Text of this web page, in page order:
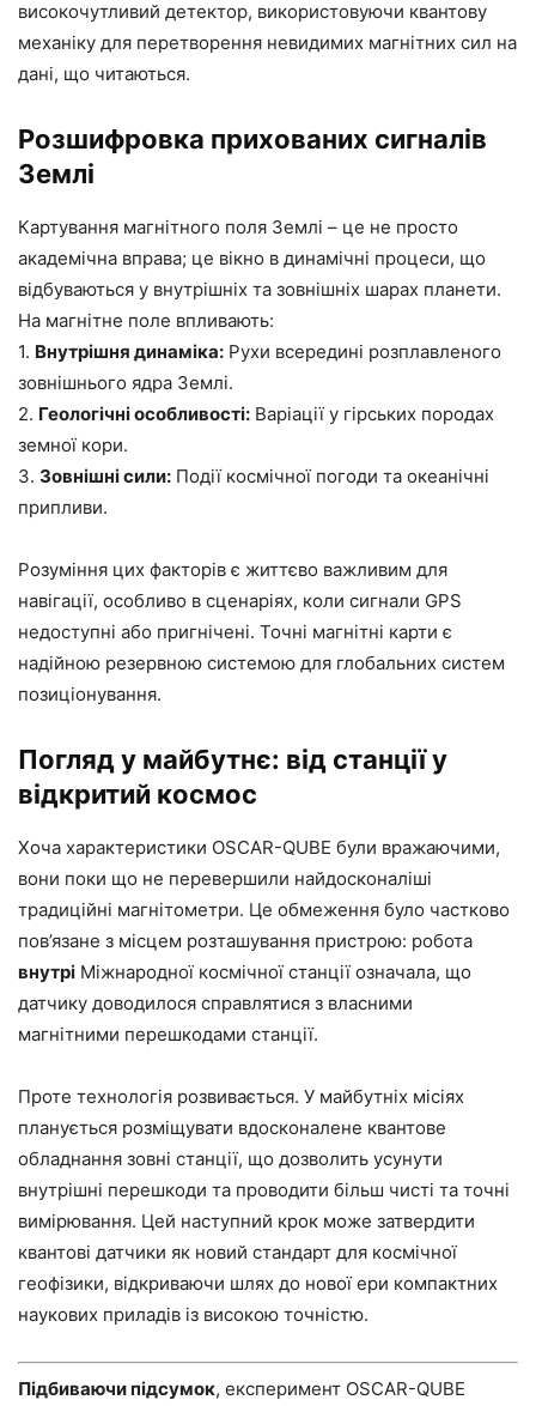
високочутливий детектор, використовуючи квантову
механіку для перетворення невидимих ​​магнітних сил на
дані, що читаються.
Розшифровка прихованих сигналів
Землі
Картування магнітного поля Землі – це не просто
академічна вправа; це вікно в динамічні процеси, що
відбуваються у внутрішніх та зовнішніх шарах планети.
На магнітне поле впливають:
1. Внутрішня динаміка: Рухи всередині розплавленого
зовнішнього ядра Землі.
2. Геологічні особливості: Варіації у гірських породах
земної кори.
3. Зовнішні сили: Події космічної погоди та океанічні
припливи.
Розуміння цих факторів є життєво важливим для
навігації, особливо в сценаріях, коли сигнали GPS
недоступні або пригнічені. Точні магнітні карти є
надійною резервною системою для глобальних систем
позиціонування.
Погляд у майбутнє: від станції у
відкритий космос
Хоча характеристики OSCAR-QUBE були вражаючими,
вони поки що не перевершили найдосконаліші
традиційні магнітометри. Це обмеження було частково
пов’язане з місцем розташування пристрою: робота
внутрі Міжнародної космічної станції означала, що
датчику доводилося справлятися з власними
магнітними перешкодами станції.
Проте технологія розвивається. У майбутніх місіях
планується розміщувати вдосконалене квантове
обладнання зовні станції, що дозволить усунути
внутрішні перешкоди та проводити більш чисті та точні
вимірювання. Цей наступний крок може затвердити
квантові датчики як новий стандарт для космічної
геофізики, відкриваючи шлях до нової ери компактних
наукових приладів із високою точністю.
Підбиваючи підсумок, експеримент OSCAR-QUBE